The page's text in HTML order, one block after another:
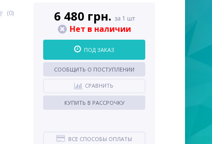
(0) 6 480 грн. за 1 шт
Нет в наличии
ПОД ЗАКАЗ
СООБЩИТЬ О ПОСТУПЛЕНИИ
СРАВНИТЬ
КУПИТЬ В РАССРОЧКУ
ВСЕ СПОСОБЫ ОПЛАТЫ